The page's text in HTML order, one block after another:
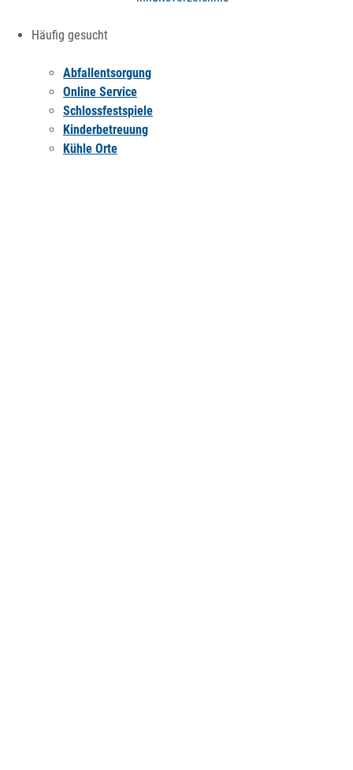
Häufig gesucht
Abfallentsorgung
Online Service
Schlossfestspiele
Kinderbetreuung
Kühle Orte